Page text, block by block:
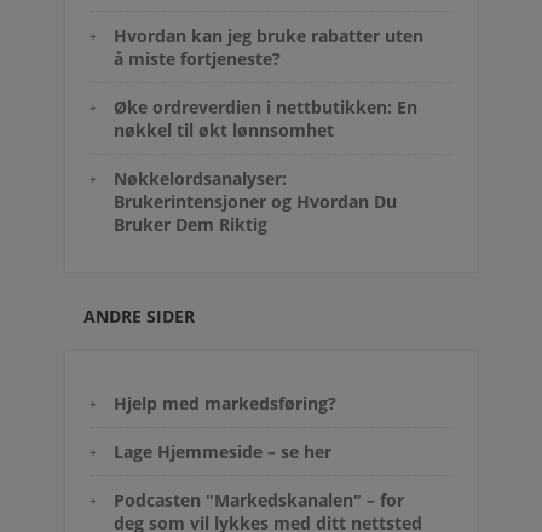
Hvordan kan jeg bruke rabatter uten
å miste fortjeneste?
Øke ordreverdien i nettbutikken: En
nøkkel til økt lønnsomhet
Nøkkelordsanalyser:
Brukerintensjoner og Hvordan Du
Bruker Dem Riktig
ANDRE SIDER
Hjelp med markedsføring?
Lage Hjemmeside – se her
Podcasten "Markedskanalen" – for
deg som vil lykkes med ditt nettsted